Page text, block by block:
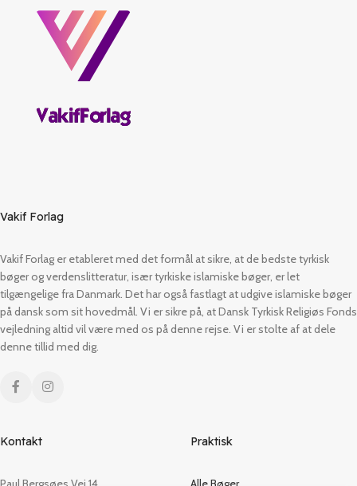
Vakif Forlag
Vakif Forlag er etableret med det formål at sikre, at de bedste tyrkisk
bøger og verdenslitteratur, især tyrkiske islamiske bøger, er let
tilgængelige fra Danmark. Det har også fastlagt at udgive islamiske bøger
på dansk som sit hovedmål. Vi er sikre på, at Dansk Tyrkisk Religiøs Fonds
vejledning altid vil være med os på denne rejse. Vi er stolte af at dele
denne tillid med dig.
Kontakt Praktisk